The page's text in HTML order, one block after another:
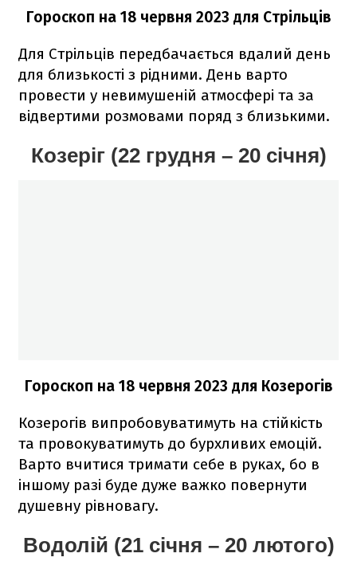
Гороскоп на 18 червня 2023 для Стрільців
Для Стрільців передбачається вдалий день
для близькості з рідними. День варто
провести у невимушеній атмосфері та за
відвертими розмовами поряд з близькими.
Козеріг (22 грудня – 20 січня)
Гороскоп на 18 червня 2023 для Козерогів
Козерогів випробовуватимуть на стійкість
та провокуватимуть до бурхливих емоцій.
Варто вчитися тримати себе в руках, бо в
іншому разі буде дуже важко повернути
душевну рівновагу.
Водолій (21 січня – 20 лютого)